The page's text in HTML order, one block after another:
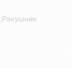
,Ракушняк